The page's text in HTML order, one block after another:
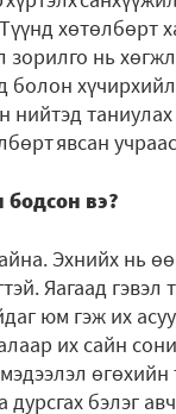
хөтөлбөрт
зорилго нь
болон
нийтэд
явсан
вэ?
Эхнийх нь
Яагаад
юм гэж их
их сайн
бэлэг